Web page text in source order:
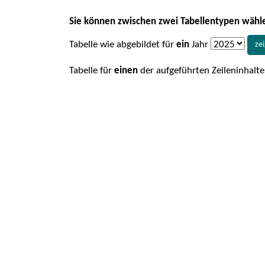
Sie können zwischen zwei Tabellentypen
Tabelle wie abgebildet für ein Jahr
Tabelle für einen der aufgeführten Zeileninhalte